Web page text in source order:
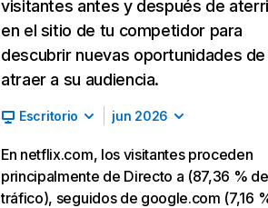
visitantes antes y después de
en el sitio de tu competidor para
descubrir nuevas oportunidades de
atraer a su audiencia.
Escritorio jun 2026
En netflix.com, los visitantes proceden
principalmente de Directo a (87,36 % de
tráfico), seguidos de google.com (7,16